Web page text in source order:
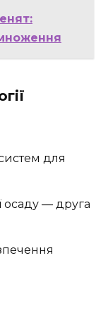
для
осаду — друга